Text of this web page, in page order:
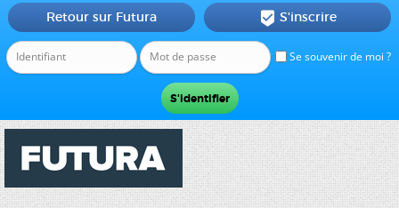
Se souvenir de moi ?
Retour sur Futura  S'inscrire